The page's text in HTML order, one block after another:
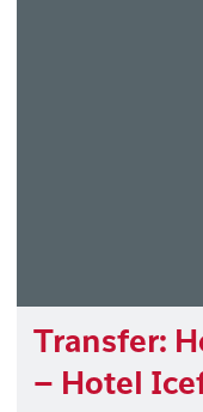
Transfer:
– Hotel